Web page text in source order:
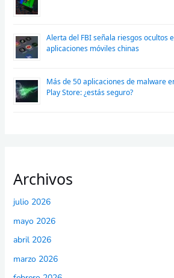
Alerta del FBI señala riesgos ocultos
aplicaciones móviles chinas
Más de 50 aplicaciones de malware
Play Store: ¿estás seguro?
Archivos
julio 2026
mayo 2026
abril 2026
marzo 2026